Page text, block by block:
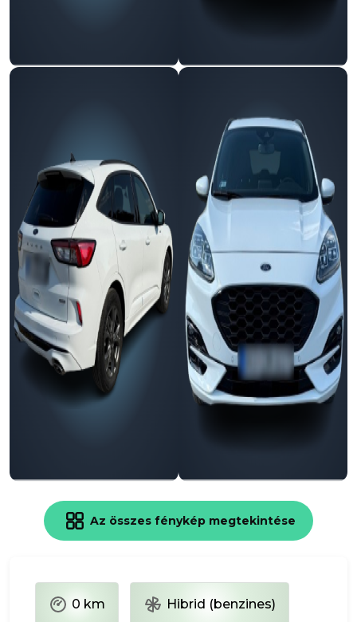
Az összes fénykép megtekintése
0 km Hibrid (benzines)